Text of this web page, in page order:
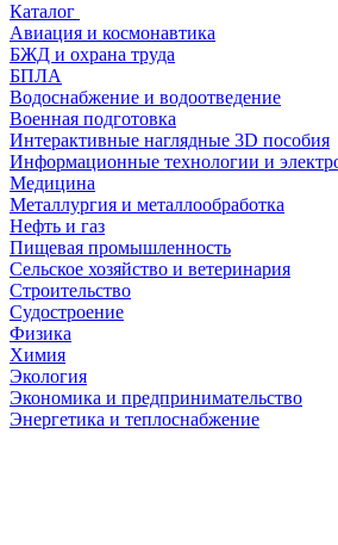
Каталог
Авиация и космонавтика
БЖД и охрана труда
БПЛА
Водоснабжение и водоотведение
Военная подготовка
Интерактивные наглядные 3D пособия
Информационные технологии и
Медицина
Металлургия и металлообработка
Нефть и газ
Пищевая промышленность
Сельское хозяйство и ветеринария
Строительство
Судостроение
Физика
Химия
Экология
Экономика и предпринимательство
Энергетика и теплоснабжение